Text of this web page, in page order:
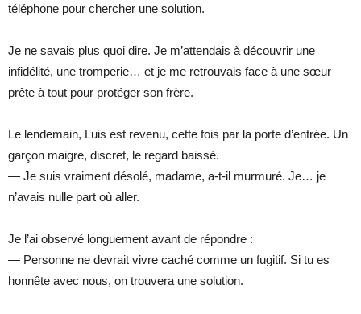
téléphone pour chercher une solution.
Je ne savais plus quoi dire. Je m’attendais à découvrir une
infidélité, une tromperie… et je me retrouvais face à une sœur
prête à tout pour protéger son frère.
Le lendemain, Luis est revenu, cette fois par la porte d’entrée. Un
garçon maigre, discret, le regard baissé.
— Je suis vraiment désolé, madame, a-t-il murmuré. Je… je
n’avais nulle part où aller.
Je l’ai observé longuement avant de répondre :
— Personne ne devrait vivre caché comme un fugitif. Si tu es
honnête avec nous, on trouvera une solution.